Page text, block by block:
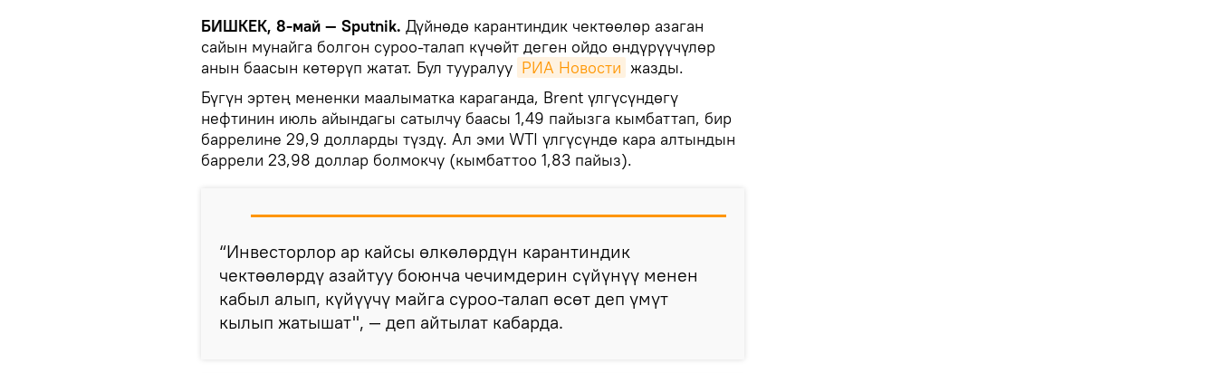
БИШКЕК, 8-май — Sputnik. Дүйнөдө карантиндик чектөөлөр азаган
сайын мунайга болгон суроо-талап күчөйт деген ойдо өндүрүүчүлөр
анын баасын көтөрүп жатат. Бул тууралуу РИА Новости жазды.
Бүгүн эртең мененки маалыматка караганда, Brent үлгүсүндөгү
нефтинин июль айындагы сатылчу баасы 1,49 пайызга кымбаттап, бир
баррелине 29,9 долларды түздү. Ал эми WTI үлгүсүндө кара алтындын
баррели 23,98 доллар болмокчу (кымбаттоо 1,83 пайыз).
“Инвесторлор ар кайсы өлкөлөрдүн карантиндик
чектөөлөрдү азайтуу боюнча чечимдерин сүйүнүү менен
кабыл алып, күйүүчү майга суроо-талап өсөт деп үмүт
кылып жатышат", — деп айтылат кабарда.